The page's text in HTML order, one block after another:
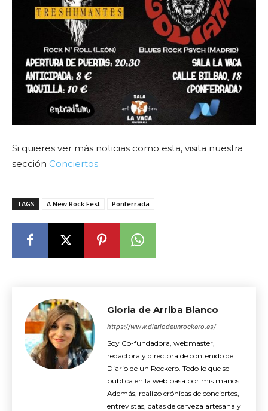
Si quieres ver más noticias como esta, visita nuestra
sección Conciertos
TAGS A New Rock Fest Ponferrada
Gloria de Arriba Blanco
https://www.diariodeunrockero.es/
Soy Co-fundadora, webmaster,
redactora y directora de contenido de
Diario de un Rockero. Todo lo que se
publica en la web pasa por mis manos.
Además, realizo crónicas de conciertos,
entrevistas, catas de cerveza artesana y